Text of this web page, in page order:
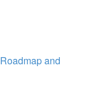
Roadmap and